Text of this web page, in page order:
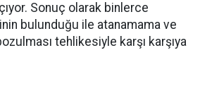
Sonuç olarak binlerce
bulunduğu ile atanamama ve
tehlikesiyle karşı karşıya